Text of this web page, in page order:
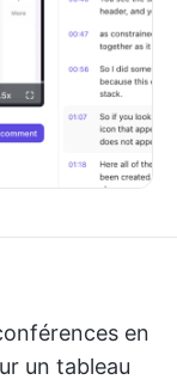
en
un tableau